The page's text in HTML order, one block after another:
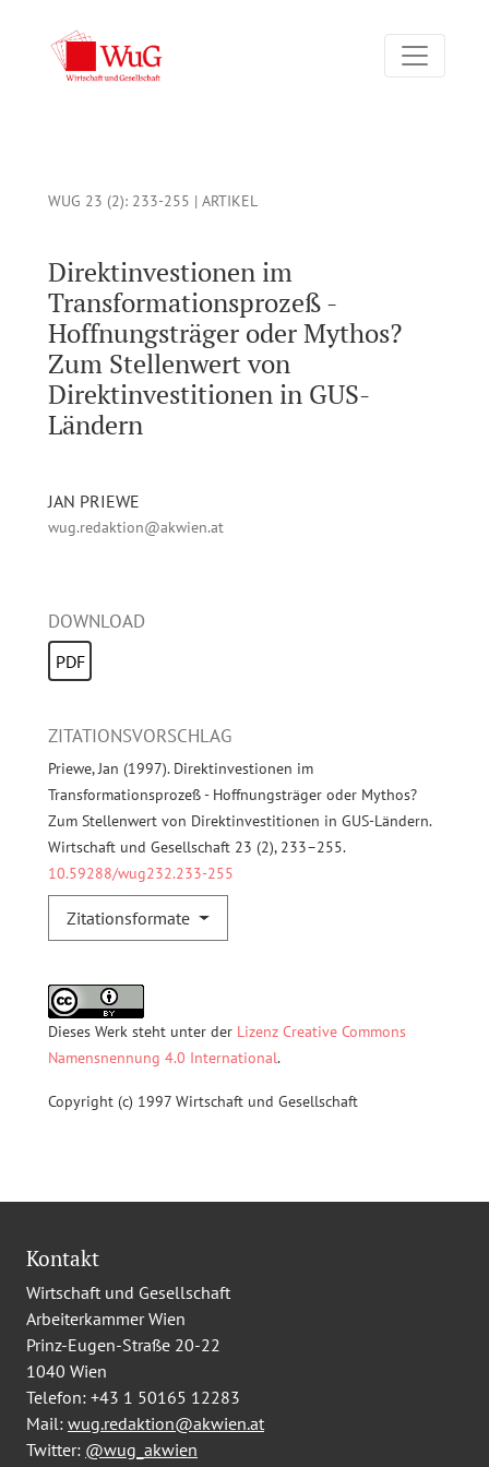
WUG 23 (2): 233-255 | ARTIKEL
Direktinvestionen im
Transformationsprozeß -
Hoffnungsträger oder Mythos?
Zum Stellenwert von
Direktinvestitionen in GUS-
Ländern
JAN PRIEWE
wug.redaktion@akwien.at
DOWNLOAD
PDF
ZITATIONSVORSCHLAG
Priewe, Jan (1997). Direktinvestionen im
Transformationsprozeß - Hoffnungsträger oder Mythos?
Zum Stellenwert von Direktinvestitionen in GUS-Ländern.
Wirtschaft und Gesellschaft 23 (2), 233–255.
10.59288/wug232.233-255
Zitationsformate
Dieses Werk steht unter der Lizenz Creative Commons
Namensnennung 4.0 International.
Copyright (c) 1997 Wirtschaft und Gesellschaft
Kontakt
Wirtschaft und Gesellschaft
Arbeiterkammer Wien
Prinz-Eugen-Straße 20-22
1040 Wien
Telefon: +43 1 50165 12283
Mail: wug.redaktion@akwien.at
Twitter: @wug_akwien